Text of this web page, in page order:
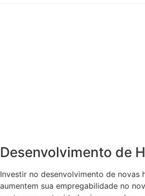
Desenvolvimento de
Investir no desenvolvimento de
aumentem sua empregabilidade no